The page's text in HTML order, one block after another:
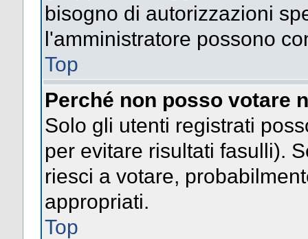
bisogno di autorizzazioni
l'amministratore possono
Top
Perché non posso votare
Solo gli utenti registrati
per evitare risultati fasulli).
riesci a votare,
appropriati.
Top